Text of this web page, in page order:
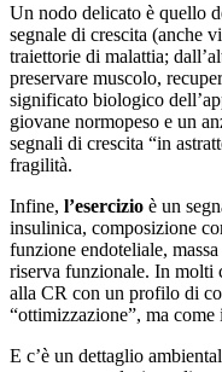
Un nodo delicato è quello
segnale di crescita (anche
traiettorie di malattia;
preservare muscolo,
significato biologico
giovane normopeso e un
segnali di crescita “in
fragilità.
Infine, l’esercizio è un
insulinica, composizione
funzione endoteliale,
riserva funzionale. In molti
alla CR con un profilo di
“ottimizzazione”, ma
E c’è un dettaglio